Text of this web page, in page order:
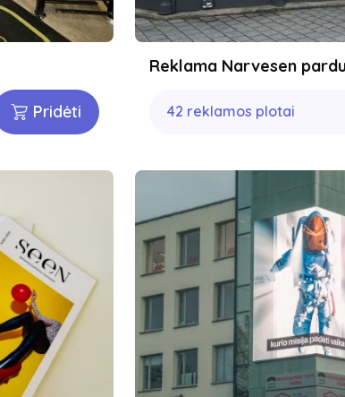
Pridėti
Reklama Narvesen
42 reklamos plotai